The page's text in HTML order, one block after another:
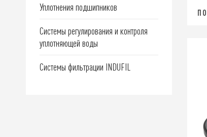
Уплотнения подшипников
Системы регулирования и контроля
уплотняющей воды
Системы фильтрации INDUFIL